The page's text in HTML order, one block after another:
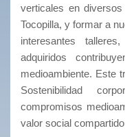
verticales en
Tocopilla, y formar a
interesantes
adquiridos
medioambiente. Este
Sostenibilidad
compromisos
valor social